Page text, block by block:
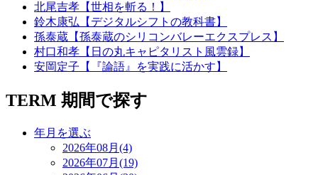
北尾吉孝【世相を斬る！】
鈴木康弘【デジタルシフトの教科書】
孫泰蔵【孫泰蔵のシリコンバレーエクスプレス】
村口和孝【日の丸キャピタリスト風雲録】
安岡定子【『論語』を実践に活かす】
TERM 期間で探す
年月を選ぶ
2026年08月(4)
2026年07月(19)